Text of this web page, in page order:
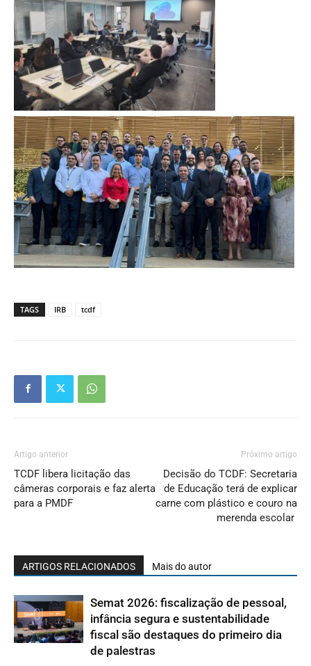
TAGS IRB tcdf
Artigo anterior
TCDF libera licitação das
câmeras corporais e faz alerta
para a PMDF
Próximo artigo
Decisão do TCDF: Secretaria
de Educação terá de explicar
carne com plástico e couro na
merenda escolar
ARTIGOS RELACIONADOS Mais do autor
Semat 2026: fiscalização de pessoal,
infância segura e sustentabilidade
fiscal são destaques do primeiro dia
de palestras